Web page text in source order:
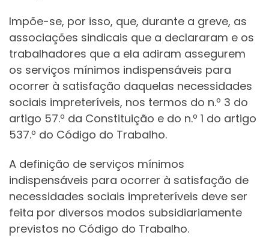
Impõe-se, por isso, que, durante a greve, as
associações sindicais que a declararam e os
trabalhadores que a ela adiram assegurem
os serviços mínimos indispensáveis para
ocorrer à satisfação daquelas necessidades
sociais impreteríveis, nos termos do n.º 3 do
artigo 57.º da Constituição e do n.º 1 do artigo
537.º do Código do Trabalho.
A definição de serviços mínimos
indispensáveis para ocorrer à satisfação de
necessidades sociais impreteríveis deve ser
feita por diversos modos subsidiariamente
previstos no Código do Trabalho.